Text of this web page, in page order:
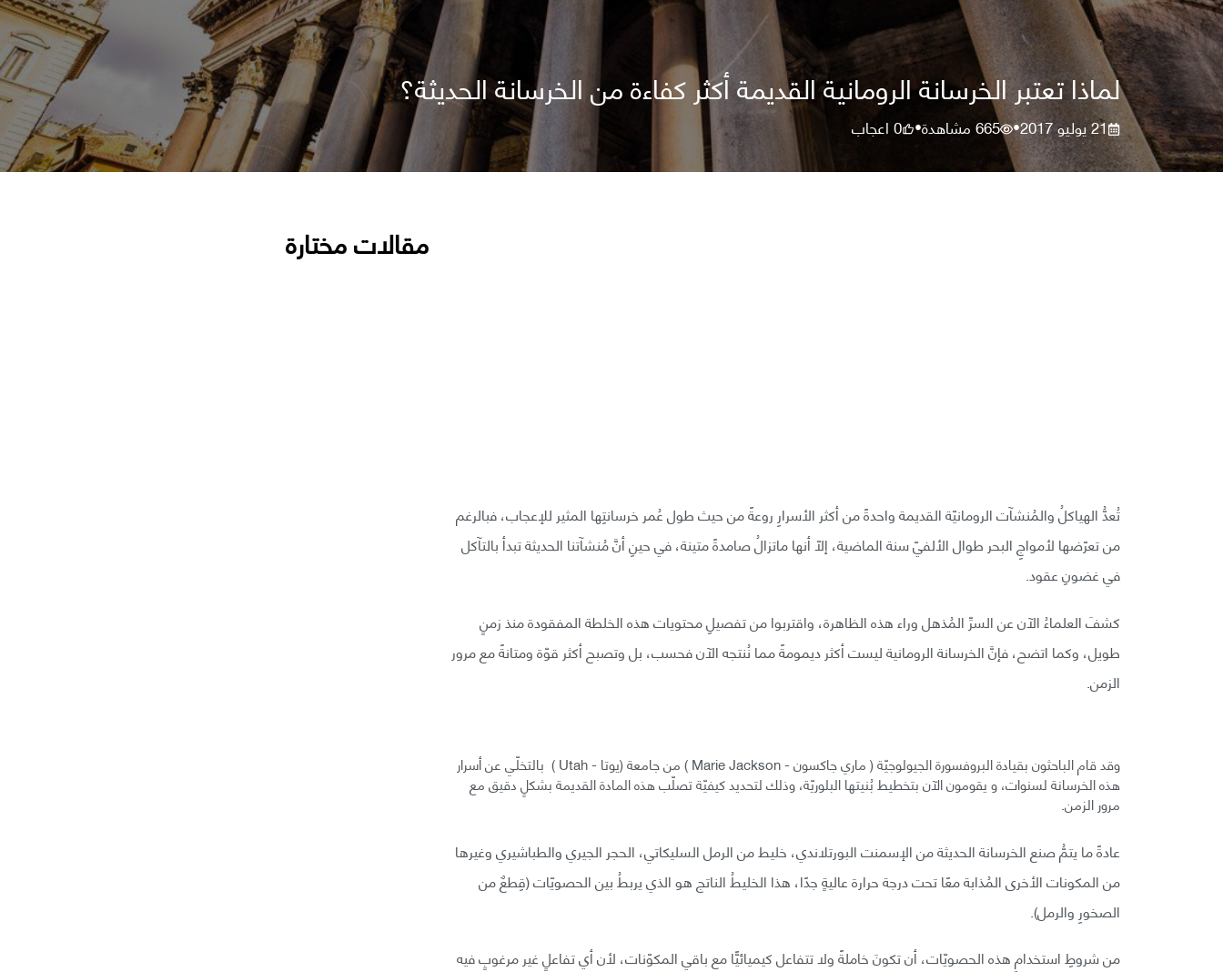
لماذا تعتبر الخرسانة الرومانية القديمة أكثر كفاءة من الخرسانة الحديثة؟
21 يوليو 2017 •
665مشاهدة•
0اعجاب
تُعدُّ الهياكلُ والمُنشآت الرومانيّة القديمة واحدةً من أكثر الأسرارِ روعةً من حيث طول عُمر خرسانتِها المثير للإعجاب، فبالرغم
من تعرّضها لأمواجِ البحر طوال الألفيّ سنة الماضية، إلّا أنها ماتزالُ صامدةً متينة، في حينِ أنَّ مُنشآتنا الحديثة تبدأ بالتآكل
في غضونِ عقود.
كشفَ العلماءُ الآن عن السرِّ المُذهل وراء هذه الظاهرة، واقتربوا من تفصيلِ محتويات هذه الخلطة المفقودة منذ زمنٍ
طويل، وكما اتضح، فإنَّ الخرسانة الرومانية ليست أكثر ديمومةً مما نُنتجه الآن فحسب، بل وتصبح أكثر قوّة ومتانةً مع مرور
الزمن.
وقد قام الباحثون بقيادة البروفسورة الجيولوجيّة ( ماري جاكسون - Marie Jackson ) من جامعة (يوتا - Utah ) بالتخلّي عن أسرار
هذه الخرسانة لسنوات، و يقومون الآن بتخطيط بُنيتها البلوريّة، وذلك لتحديد كيفيّة تصلّب هذه المادة القديمة بشكلٍ دقيق مع
مرور الزمن.
عادةً ما يتمُّ صنع الخرسانة الحديثة من الإسمنت البورتلاندي، خليط من الرمل السليكاتي، الحجر الجيري والطباشيري وغيرها
من المكونات الأخرى المُذابة معًا تحت درجة حرارة عاليةٍ جدًا، هذا الخليطُ الناتج هو الذي يربطُ بين الحصويّات (قِطعٌ من
الصخورِ والرمل).
من شروطِ استخدامِ هذه الحصويّات، أن تكونَ خاملةً ولا تتفاعل كيميائيًّا مع باقي المكوّنات، لأن أي تفاعلٍ غير مرغوبٍ فيه
مقالات مختارة